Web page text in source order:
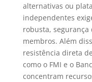
alternativas ou
independentes
robusta,
membros. Além
resistência direta
como o FMI e o
concentram